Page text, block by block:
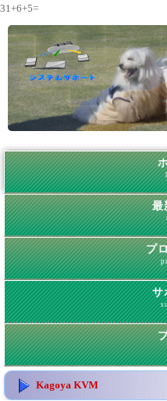
31+6+5=
最
プ
サ
Kagoya KVM